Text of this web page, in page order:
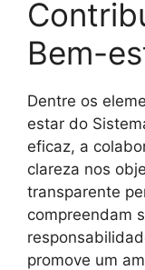
Bem-
Dentre os
estar do
eficaz, a
clareza nos
transparente
compreendam
promove um